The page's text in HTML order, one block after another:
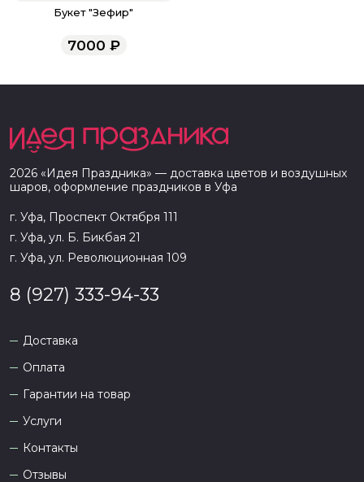
Букет "Зефир"
7000 ₽
2026 «Идея Праздника» — доставка цветов и воздушных
шаров, оформление праздников в Уфа
г. Уфа, Проспект Октября 111
г. Уфа, ул. Б. Бикбая 21
г. Уфа, ул. Революционная 109
8 (927) 333-94-33
Доставка
Оплата
Гарантии на товар
Услуги
Контакты
Отзывы